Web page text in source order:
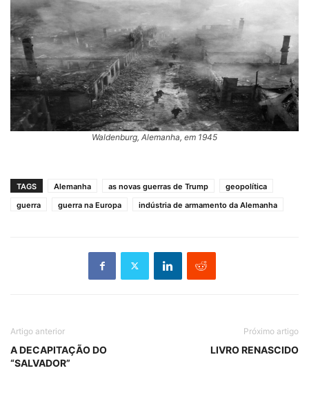
Waldenburg, Alemanha, em 1945
TAGS Alemanha as novas guerras de Trump
geopolítica
guerra
guerra na Europa indústria de armamento da Alemanha
Artigo anterior
A DECAPITAÇÃO DO
“SALVADOR”
Próximo artigo
LIVRO RENASCIDO